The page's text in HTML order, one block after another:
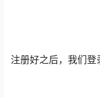
注册好之后，我们登